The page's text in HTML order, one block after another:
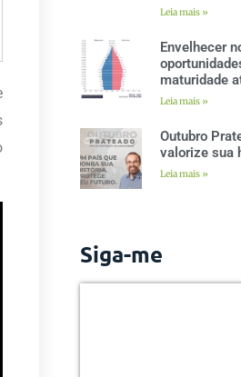
Leia mais »
Envelhecer
maturidade
Leia mais »
Outubro
valorize sua
Leia mais »
Siga-me